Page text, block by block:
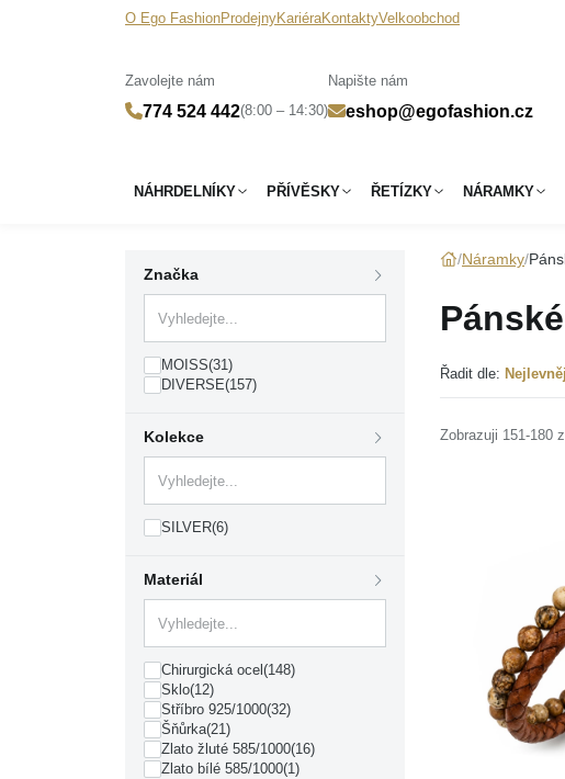
O Ego FashionProdejnyKariéraKontaktyVelkoobchod
Zavolejte nám
774 524 442(8:00 – 14:30)
Napište nám
eshop@egofashion.cz
NÁHRDELNÍKY PŘÍVĚSKY ŘETÍZKY NÁRAMKY
Značka
MOISS(31)
DIVERSE(157)
Kolekce
SILVER(6)
Materiál
Chirurgická ocel (148)
Sklo(12)
Stříbro 925/1000(32)
Šňůrka(21)
Zlato žluté 585/1000(16)
Zlato bílé 585/1000(1)
Náramky
Řadit dle:
Zobrazuji 151-180